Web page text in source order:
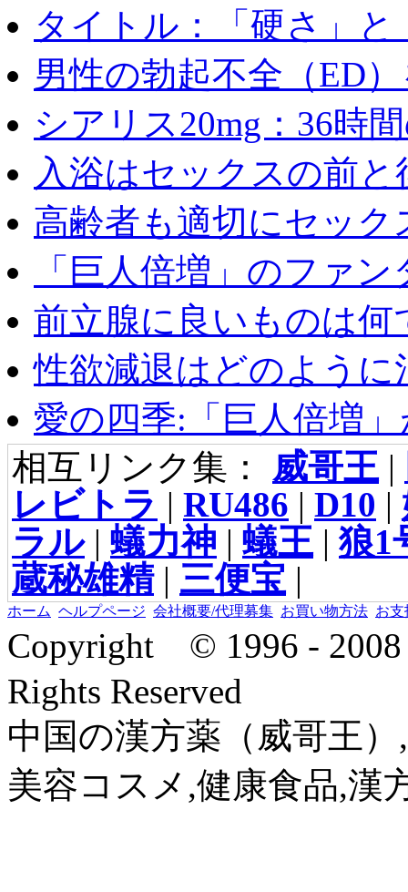
タイトル：「硬さ」と
男性の勃起不全（ED
シアリス20mg：36時
入浴はセックスの前
高齢者も適切にセック
「巨人倍増」のファ
前立腺に良いものは何
性欲減退はどのように
愛の四季:「巨人倍増
相互リンク集： 威哥王 |
レビトラ | RU486 | D10 |
ラル| 蟻力神 | 蟻王 |狼1
蔵秘雄精| 三便宝 |
ホーム ヘルプページ 会社概要/代理募集 お買い物方法 お支
Copyright © 1996 -
Rights Reserved
中国の漢方薬（威哥王
美容コスメ,健康食品,漢